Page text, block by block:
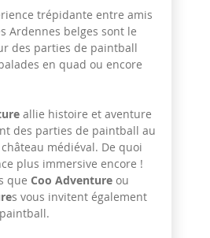
trépidante entre amis
Ardennes belges sont le
des parties de paintball
en quad ou encore
allie histoire et aventure
des parties de paintball au
médiéval. De quoi
plus immersive encore !
que Coo Adventure ou
s vous invitent également